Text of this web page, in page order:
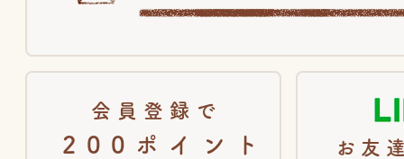
会員登録で
200ポイント
お友